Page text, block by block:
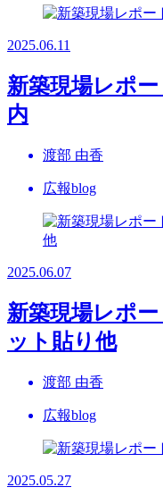
2025.06.11
新築現場レポ
内
渡部 由香
広報blog
2025.06.07
新築現場レポ
ット貼り他
渡部 由香
広報blog
2025.05.27